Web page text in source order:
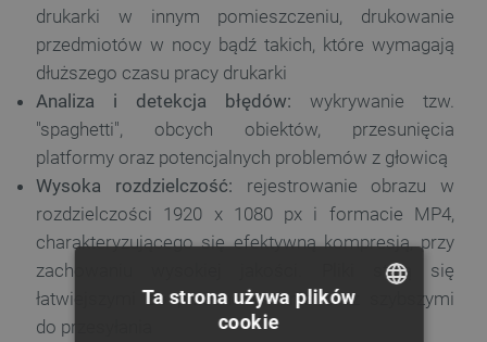
drukarki w innym pomieszczeniu, drukowanie
przedmiotów w nocy bądź takich, które wymagają
dłuższego czasu pracy drukarki
Analiza i detekcja błędów: wykrywanie tzw.
"spaghetti", obcych obiektów, przesunięcia
platformy oraz potencjalnych problemów z głowicą
Wysoka rozdzielczość: rejestrowanie obrazu w
rozdzielczości 1920 x 1080 px i formacie MP4,
charakteryzującego się efektywną kompresją, przy
zachowaniu wysokiej jakości. Pliki stają się
łatwiejszymi do przechowywania oraz szybszymi
do przesyłania
Ta strona używa plików
cookie